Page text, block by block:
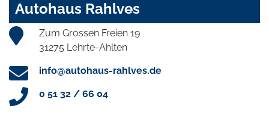
Autohaus Rahlves
Zum Grossen Freien 19
31275 Lehrte-Ahlten
info@autohaus-rahlves.de
0 51 32 / 66 04